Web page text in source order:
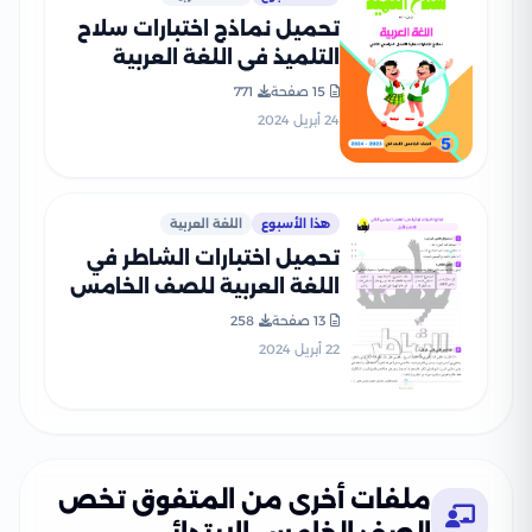
تحميل نماذج اختبارات سلاح
التلميذ في اللغة العربية
للصف الخامس الابتدائي مع
إجاباتها النموذجية
15 صفحة
771
24 أبريل 2024
هذا الأسبوع اللغة العربية
تحميل اختبارات الشاطر في
اللغة العربية للصف الخامس
الابتدائي ترم ثاني
13 صفحة
258
22 أبريل 2024
ملفات أخرى من المتفوق تخص